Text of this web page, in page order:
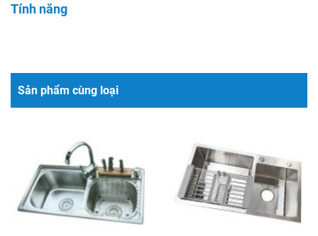
Tính năng
Sản phẩm cùng loại